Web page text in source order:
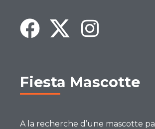
Fiesta Mascotte
A la recherche d’une mascotte